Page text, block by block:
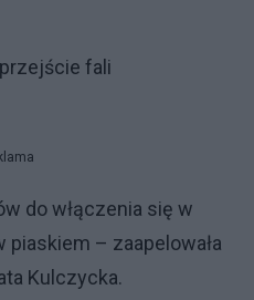
fali
do włączenia się w
piaskiem – zaapelowała
Kulczycka.